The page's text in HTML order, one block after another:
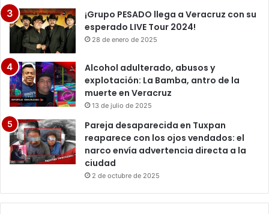
¡Grupo PESADO llega a Veracruz con su
esperado LIVE Tour 2024!
28 de enero de 2025
Alcohol adulterado, abusos y
explotación: La Bamba, antro de la
muerte en Veracruz
13 de julio de 2025
Pareja desaparecida en Tuxpan
reaparece con los ojos vendados: el
narco envía advertencia directa a la
ciudad
2 de octubre de 2025